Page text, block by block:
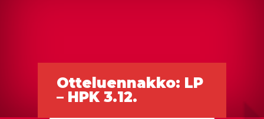
Otteluennakko: LP
– HPK 3.12.